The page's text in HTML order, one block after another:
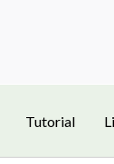
Tutorial